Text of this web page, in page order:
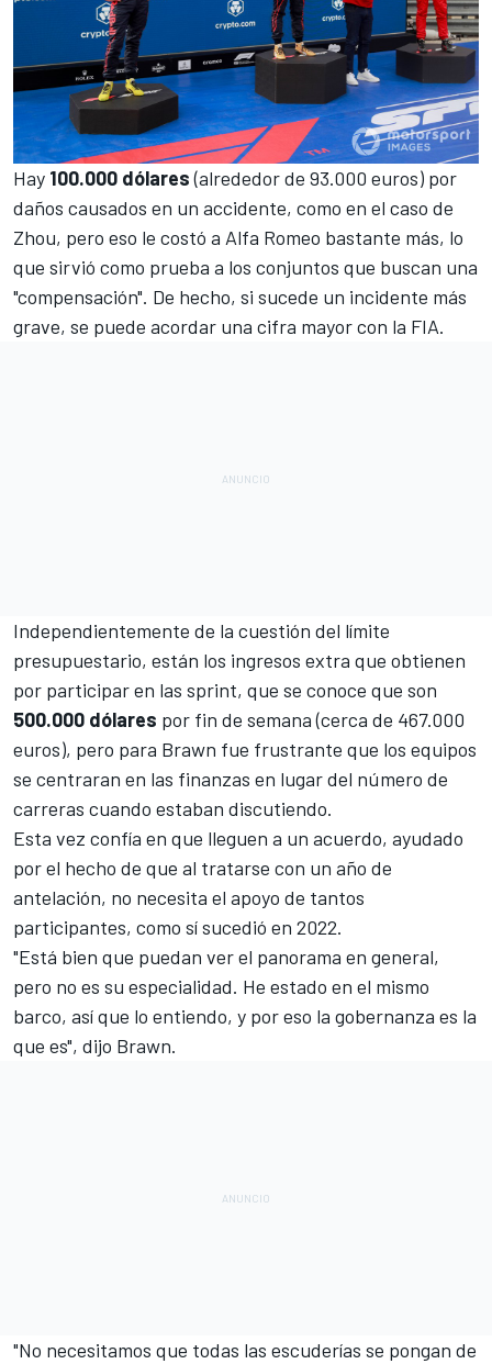
Hay 100.000 dólares(alrededor de 93.000 euros) por
daños causados en un accidente, como en el caso de
Zhou, pero eso le costó a Alfa Romeo bastante más, lo
que sirvió como prueba a los conjuntos que buscan una
"compensación". De hecho, si sucede un incidente más
grave, se puede acordar una cifra mayor con la FIA.
Independientemente de la cuestión del límite
presupuestario, están los ingresos extra que obtienen
por participar en las sprint, que se conoce que son
500.000 dólares por fin de semana (cerca de 467.000
euros), pero para Brawn fue frustrante que los equipos
se centraran en las finanzas en lugar del número de
carreras cuando estaban discutiendo.
Esta vez confía en que lleguen a un acuerdo, ayudado
por el hecho de que al tratarse con un año de
antelación, no necesita el apoyo de tantos
participantes, como sí sucedió en 2022.
"Está bien que puedan ver el panorama en general,
pero no es su especialidad. He estado en el mismo
barco, así que lo entiendo, y por eso la gobernanza es la
que es", dijo Brawn.
"No necesitamos que todas las escuderías se pongan de